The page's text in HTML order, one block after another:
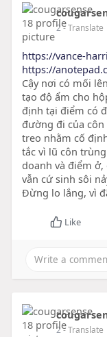
2- Translate
https://vance-
https://
Cậy nơi có mối
tạo độ ẩm cho
định tại điểm có
đường đi của
treo nhằm cố
tắc vì lũ côn
doanh và điểm
vẫn cứ sinh sôi
Đừng lo lắng, vì
Like
2- Translate